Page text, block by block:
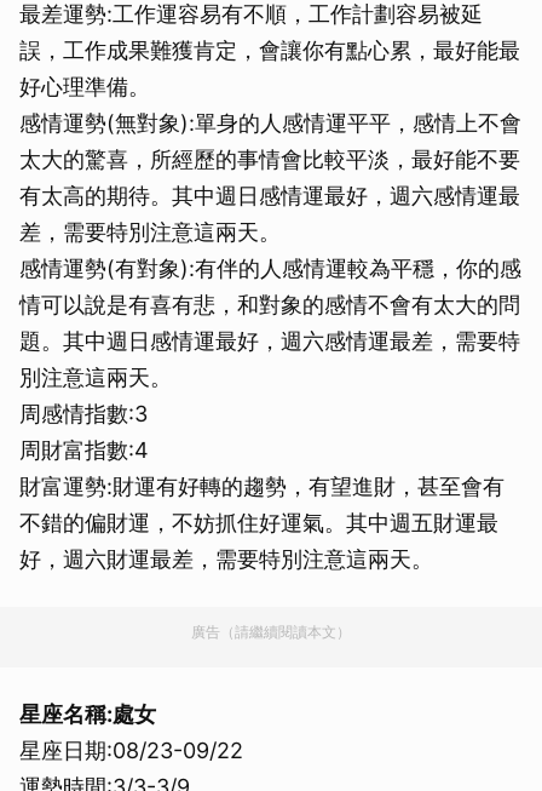
最差運勢:工作運容易有不順，工作計劃容易被延
誤，工作成果難獲肯定，會讓你有點心累，最好能最
好心理準備。
感情運勢(無對象):單身的人感情運平平，感情上不會
太大的驚喜，所經歷的事情會比較平淡，最好能不要
有太高的期待。其中週日感情運最好，週六感情運最
差，需要特別注意這兩天。
感情運勢(有對象):有伴的人感情運較為平穩，你的感
情可以說是有喜有悲，和對象的感情不會有太大的問
題。其中週日感情運最好，週六感情運最差，需要特
別注意這兩天。
周感情指數:3
周財富指數:4
財富運勢:財運有好轉的趨勢，有望進財，甚至會有
不錯的偏財運，不妨抓住好運氣。其中週五財運最
好，週六財運最差，需要特別注意這兩天。
廣告（請繼續閱讀本文）
星座名稱:處女
星座日期:08/23-09/22